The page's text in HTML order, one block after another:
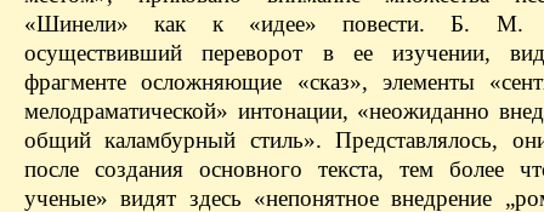
«Шинели» как к «идее» повести. Б. М.
осуществивший переворот в ее изучении,
фрагменте осложняющие «сказ», элементы
мелодраматической» интонации, «неожиданно
общий каламбурный стиль». Представлялось,
после создания основного текста, тем более
ученые» видят здесь «непонятное внедрение